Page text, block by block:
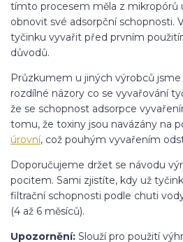
tímto procesem měla z mikropórů
obnovit své adsorpční schopnosti.
tyčinku vyvařit před prvním
důvodů.
Průzkumem u jiných výrobců jsme
rozdílné názory co se vyvařování
že se schopnost adsorpce
tomu, že toxiny jsou navázány na
úrovní, což pouhým vyvařením
Doporučujeme držet se návodu
pocitem. Sami zjistíte, kdy už
filtrační schopnosti podle chuti
(4 až 6 měsíců).
Upozornění: Slouží pro použití